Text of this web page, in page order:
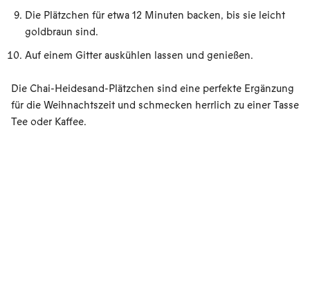
Die Plätzchen für etwa 12 Minuten backen, bis sie leicht
goldbraun sind.
Auf einem Gitter auskühlen lassen und genießen.
Die Chai-Heidesand-Plätzchen sind eine perfekte Ergänzung
für die Weihnachtszeit und schmecken herrlich zu einer Tasse
Tee oder Kaffee.